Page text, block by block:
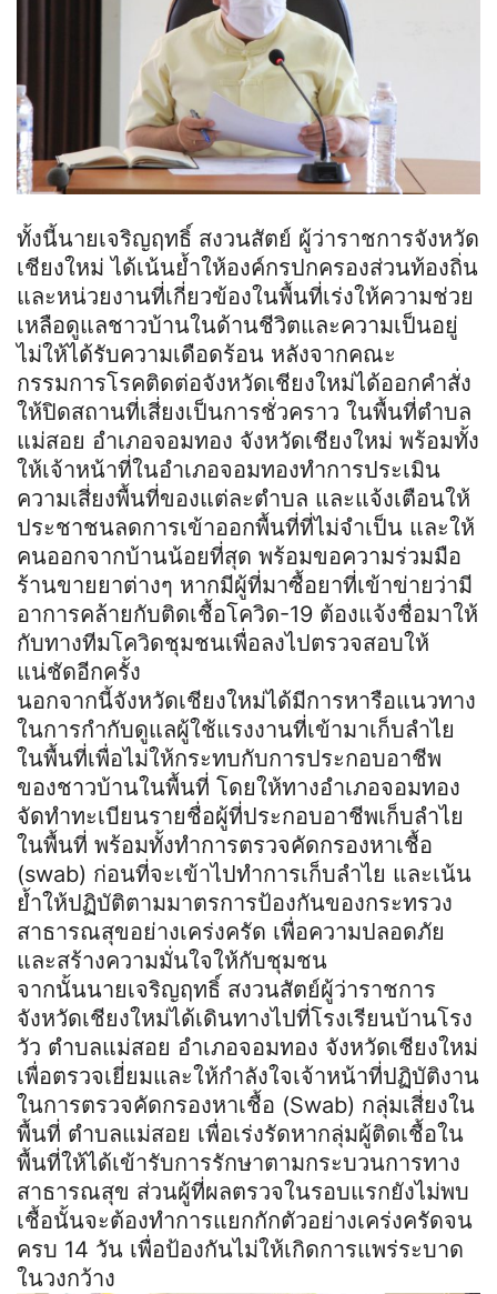
ทั้งนี้นายเจริญฤทธิ์ สงวนสัตย์ ผู้ว่าราชการจังหวัด
เชียงใหม่ ได้เน้นย้ำให้องค์กรปกครองส่วนท้องถิ่น
และหน่วยงานที่เกี่ยวข้องในพื้นที่เร่งให้ความช่วย
เหลือดูแลชาวบ้านในด้านชีวิตและความเป็นอยู่
ไม่ให้ได้รับความเดือดร้อน หลังจากคณะ
กรรมการโรคติดต่อจังหวัดเชียงใหม่ได้ออกคำสั่ง
ให้ปิดสถานที่เสี่ยงเป็นการชั่วคราว ในพื้นที่ตำบล
แม่สอย อำเภอจอมทอง จังหวัดเชียงใหม่ พร้อมทั้ง
ให้เจ้าหน้าที่ในอำเภอจอมทองทำการประเมิน
ความเสี่ยงพื้นที่ของแต่ละตำบล และแจ้งเตือนให้
ประชาชนลดการเข้าออกพื้นที่ที่ไม่จำเป็น และให้
คนออกจากบ้านน้อยที่สุด พร้อมขอความร่วมมือ
ร้านขายยาต่างๆ หากมีผู้ที่มาซื้อยาที่เข้าข่ายว่ามี
อาการคล้ายกับติดเชื้อโควิด-19 ต้องแจ้งชื่อมาให้
กับทางทีมโควิดชุมชนเพื่อลงไปตรวจสอบให้
แน่ชัดอีกครั้ง
นอกจากนี้จังหวัดเชียงใหม่ได้มีการหารือแนวทาง
ในการกำกับดูแลผู้ใช้แรงงานที่เข้ามาเก็บลำไย
ในพื้นที่เพื่อไม่ให้กระทบกับการประกอบอาชีพ
ของชาวบ้านในพื้นที่ โดยให้ทางอำเภอจอมทอง
จัดทำทะเบียนรายชื่อผู้ที่ประกอบอาชีพเก็บลำไย
ในพื้นที่ พร้อมทั้งทำการตรวจคัดกรองหาเชื้อ
(swab) ก่อนที่จะเข้าไปทำการเก็บลำไย และเน้น
ย้ำให้ปฏิบัติตามมาตรการป้องกันของกระทรวง
สาธารณสุขอย่างเคร่งครัด เพื่อความปลอดภัย
และสร้างความมั่นใจให้กับชุมชน
จากนั้นนายเจริญฤทธิ์ สงวนสัตย์ผู้ว่าราชการ
จังหวัดเชียงใหม่ได้เดินทางไปที่โรงเรียนบ้านโรง
วัว ตำบลแม่สอย อำเภอจอมทอง จังหวัดเชียงใหม่
เพื่อตรวจเยี่ยมและให้กำลังใจเจ้าหน้าที่ปฏิบัติงาน
ในการตรวจคัดกรองหาเชื้อ (Swab) กลุ่มเสี่ยงใน
พื้นที่ ตำบลแม่สอย เพื่อเร่งรัดหากลุ่มผู้ติดเชื้อใน
พื้นที่ให้ได้เข้ารับการรักษาตามกระบวนการทาง
สาธารณสุข ส่วนผู้ที่ผลตรวจในรอบแรกยังไม่พบ
เชื้อนั้นจะต้องทำการแยกกักตัวอย่างเคร่งครัดจน
ครบ 14 วัน เพื่อป้องกันไม่ให้เกิดการแพร่ระบาด
ในวงกว้าง